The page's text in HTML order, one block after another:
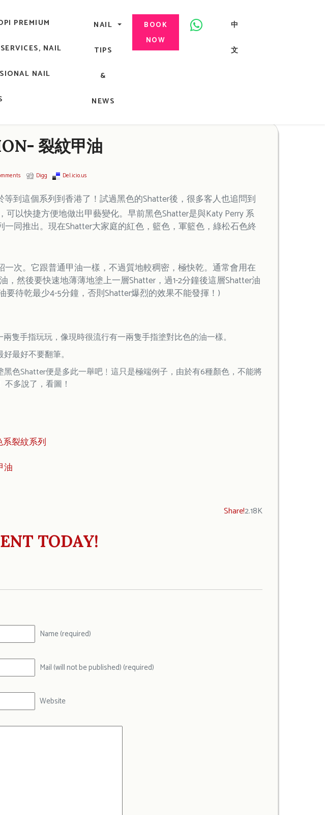
甲, 男士美甲, 咬指甲治療, Gel甲, 美甲, 美甲派對, 上門美甲, 香港, 中環
NAIL
TIPS
&
NEWS
BOOK
NOW
中
文
BLOG
Blog @ Hong Kong
裂紋甲油
Digg Del.icio.us
到這個系列到香港了！試過黑色的Shatter後，很多客人也追問到
以快捷方便地做出甲藝變化。早前黑色Shatter是與Katy Perry 系
一同推出。現在Shatter大家庭的紅色，籃色，軍籃色，綠松石色終
次。它跟普通甲油一樣，不過質地較稠密，極快乾。通常會用在
然後要快速地薄薄地塗上一層Shatter，過1-2分鐘後這層Shatter油
待乾最少4-5分鐘，否則Shatter爆烈的效果不能發揮！)
隻手指玩玩，像現時很流行有一兩隻手指塗對比色的油一樣。
最好不要翻筆。
色Shatter便是多此一舉吧﹗這只是極端例子，由於有6種顏色，不能將
多說了，看圖！
系裂紋系列
油
Share!2.18K
TODAY!
Name (required)
Mail (will not be published) (required)
Website